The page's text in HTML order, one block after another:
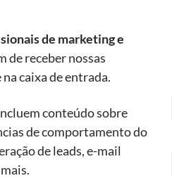
de marketing e
de receber nossas
caixa de entrada.
conteúdo sobre
de comportamento do
de leads, e-mail